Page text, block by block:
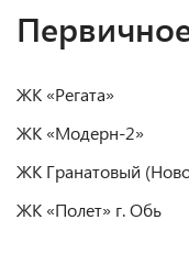
ЖК «Регата»
ЖК «Модерн-2»
ЖК Гранатовый
ЖК «Полет» г. Обь